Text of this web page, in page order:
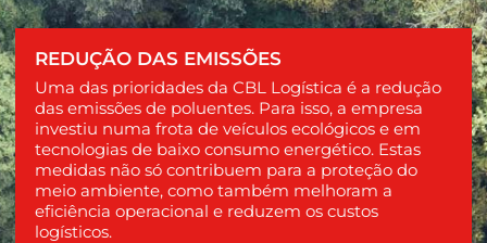
REDUÇÃO DAS EMISSÕES
Uma das prioridades da CBL Logística é a redução
das emissões de poluentes. Para isso, a empresa
investiu numa frota de veículos ecológicos e em
tecnologias de baixo consumo energético. Estas
medidas não só contribuem para a proteção do
meio ambiente, como também melhoram a
eficiência operacional e reduzem os custos
logísticos.